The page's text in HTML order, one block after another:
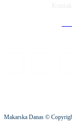
Makarska Danas ©